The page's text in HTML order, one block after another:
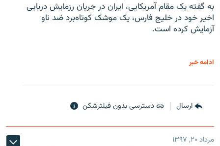
به گفته یک مقام آمریکایی، ایران در جریان رزمایش دریایی
اخیر خود در خلیج فارس، یک موشک کوتاه‌برد ضد ناو
آزمایش کرده است.
ادامه خبر
ارسال دسترسی بدون فیلترشکن
مرداد ۲۰, ۱۳۹۷